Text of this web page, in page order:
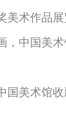
美术作品
，中国美
国美术馆